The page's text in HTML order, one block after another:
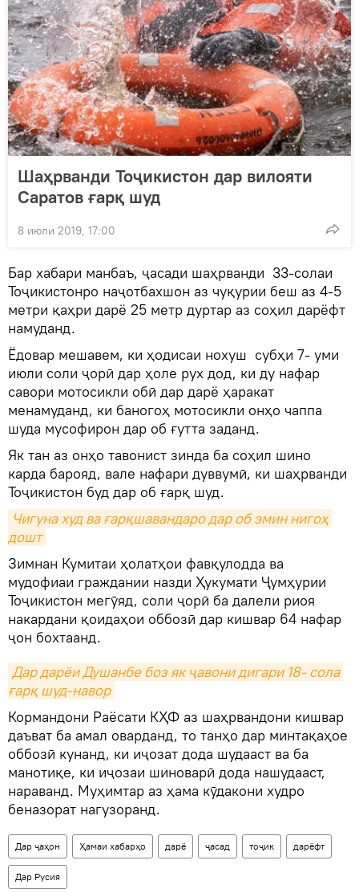
Шаҳрванди Тоҷикистон дар вилояти
Саратов ғарқ шуд
8 июли 2019, 17:00
Бар хабари манбаъ, ҷасади шаҳрванди 33-солаи
Тоҷикистонро наҷотбахшон аз чуқурии беш аз 4-5
метри қаҳри дарё 25 метр дуртар аз соҳил дарёфт
намуданд.
Ёдовар мешавем, ки ҳодисаи нохуш субҳи 7- уми
июли соли ҷорӣ дар ҳоле рух дод, ки ду нафар
савори мотосикли обӣ дар дарё ҳаракат
менамуданд, ки баногоҳ мотосикли онҳо чаппа
шуда мусофирон дар об ғутта заданд.
Як тан аз онҳо тавонист зинда ба соҳил шино
карда барояд, вале нафари дуввумӣ, ки шаҳрванди
Тоҷикистон буд дар об ғарқ шуд.
Чигуна худ ва ғарқшавандаро дар об эмин нигоҳ
дошт
Зимнан Кумитаи ҳолатҳои фавқулодда ва
мудофиаи граждании назди Ҳукумати Ҷумҳурии
Тоҷикистон мегӯяд, соли ҷорӣ ба далели риоя
накардани қоидаҳои оббозӣ дар кишвар 64 нафар
ҷон бохтаанд.
Дар дарёи Душанбе боз як ҷавони дигари 18- сола
ғарқ шуд-навор
Кормандони Раёсати КҲФ аз шаҳрвандони кишвар
даъват ба амал оварданд, то танҳо дар минтақаҳое
оббозӣ кунанд, ки иҷозат дода шудааст ва ба
манотиқе, ки иҷозаи шиноварӣ дода нашудааст,
нараванд. Муҳимтар аз ҳама кӯдакони худро
беназорат нагузоранд.
Дар ҷаҳон Ҳамаи хабарҳо дарё ҷасад тоҷик дарёфт
Дар Русия